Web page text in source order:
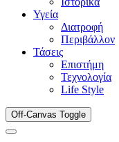
Υγεία
Διατροφή
Περιβάλλον
Τάσεις
Επιστήμη
Τεχνολογία
Life Style
Off-Canvas Toggle